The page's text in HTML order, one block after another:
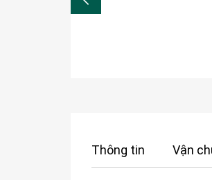
Thông tin Vận